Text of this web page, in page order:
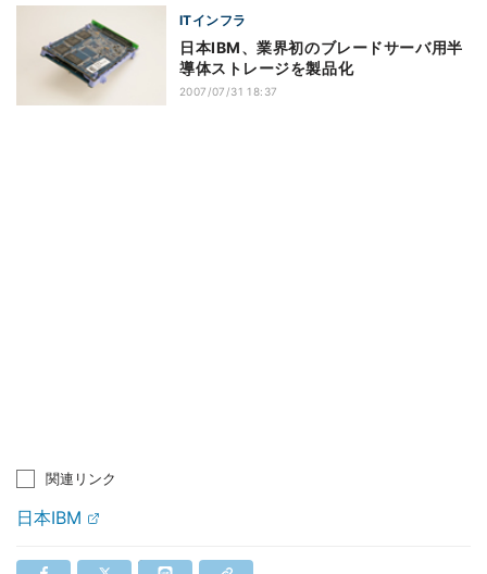
ITインフラ
日本IBM、業界初のブレードサーバ用半
導体ストレージを製品化
2007/07/31 18:37
関連リンク
日本IBM